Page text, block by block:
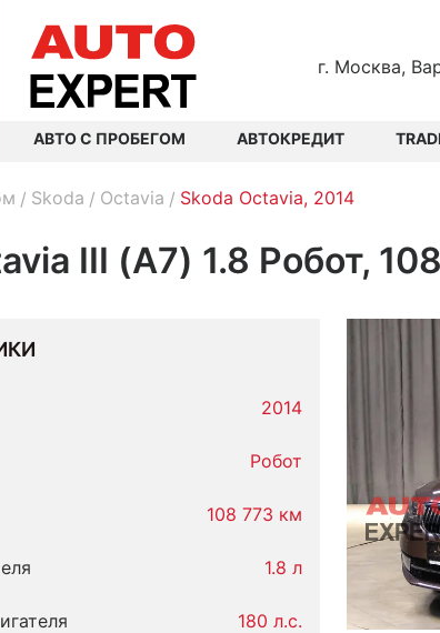
г. Москва,
АВТО С ПРОБЕГОМ АВТОКРЕДИТ
Skoda Octavia Skoda Octavia, 2014
III (A7) 1.8 Робот,
2014
Робот
108 773 км
1.8 л
180 л.с.